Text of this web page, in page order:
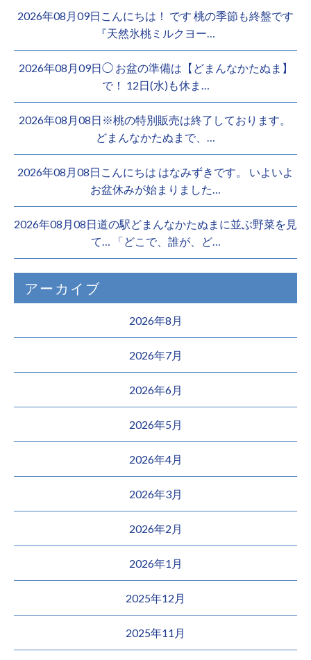
2026年08月09日こんにちは！ です 桃の季節も終盤です
『天然氷桃ミルクヨー…
2026年08月09日◯ お盆の準備は【どまんなかたぬま】
で！ 12日(水)も休ま…
2026年08月08日※桃の特別販売は終了しております。 ️
どまんなかたぬまで、…
2026年08月08日こんにちは はなみずきです。 いよいよ
お盆休みが始まりました…
2026年08月08日道の駅どまんなかたぬまに並ぶ野菜を見
て… 「どこで、誰が、ど…
アーカイブ
2026年8月
2026年7月
2026年6月
2026年5月
2026年4月
2026年3月
2026年2月
2026年1月
2025年12月
2025年11月